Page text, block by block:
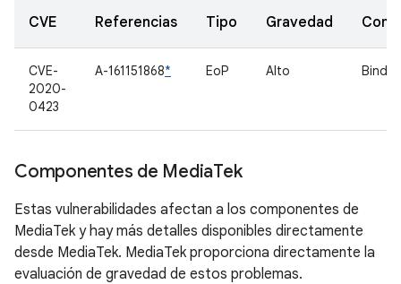
CVE Referencias Tipo Gravedad
CVE-
2020-
0423
A-161151868* EoP Alto Binder
Componentes de MediaTek
Estas vulnerabilidades afectan a los componentes de
MediaTek y hay más detalles disponibles directamente
desde MediaTek. MediaTek proporciona directamente la
evaluación de gravedad de estos problemas.